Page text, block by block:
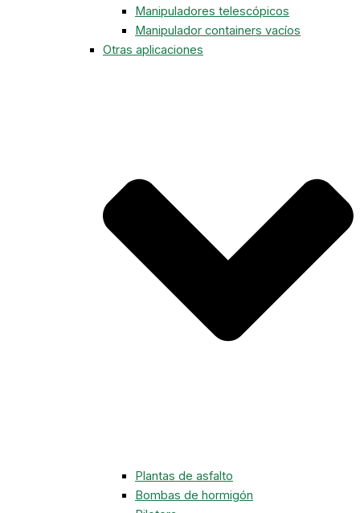
Manipuladores telescópicos
Manipulador containers vacíos
Otras aplicaciones
Plantas de asfalto
Bombas de hormigón